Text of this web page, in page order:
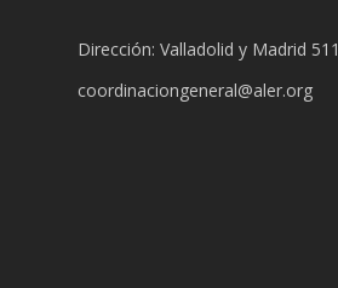
Dirección: Valladolid y Madrid 511
coordinaciongeneral@aler.org